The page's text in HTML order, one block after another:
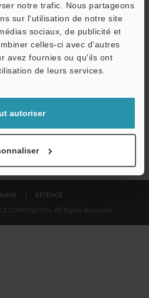
notre trafic. Nous partageons
sur l'utilisation de notre site
sociaux, de publicité et
celles-ci avec d'autres
avez fournies ou qu'ils ont
de leurs services.
autoriser
KEYENCE
CORPORATION. All Rights Reserved.